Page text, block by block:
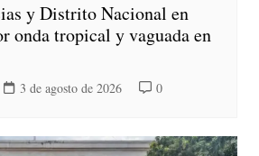
y Distrito Nacional en
onda tropical y vaguada en
3 de agosto de 2026 0